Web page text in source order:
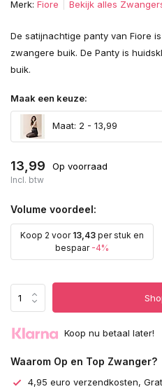
Merk: Fiore Bekijk alles
De satijnachtige panty van Fiore
zwangere buik. De Panty is
buik.
Maak een keuze:
Maat: 2 - 13,99
13,99 Op voorraad
Incl. btw
Volume voordeel:
Koop 2 voor 13,43 per stuk en
bespaar -4%
Koop nu betaal later!
Waarom Op en Top Zwanger?
4,95 euro verzendkosten,